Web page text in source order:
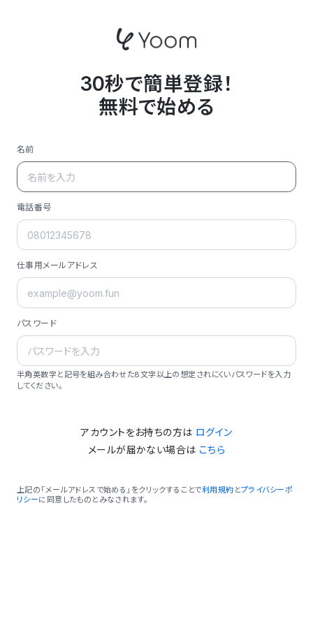
30秒で簡単登録！
無料で始める
名前
電話番号
仕事用メールアドレス
パスワード
半角英数字と記号を組み合わせた8文字以上の想定されにくいパスワードを入力
してください。
アカウントをお持ちの方は ログイン
メールが届かない場合は こちら
上記の「メールアドレスで始める」をクリックすることで利用規約 とプライバシーポ
リシーに同意したものとみなされます。